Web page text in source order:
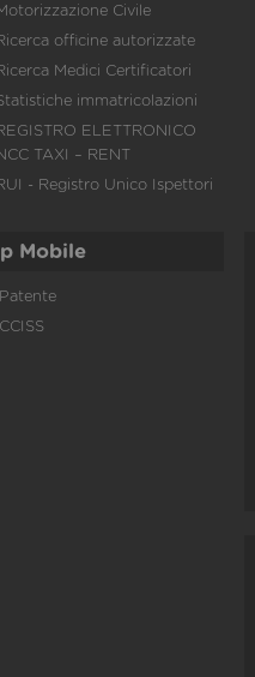
Civile
officine autorizzate
Medici Certificatori
immatricolazioni
ELETTRONICO
TAXI – RENT
- Registro Unico Ispettori
Mobile